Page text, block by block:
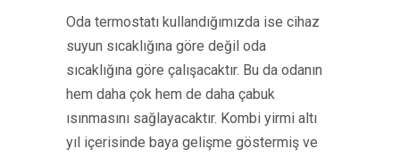
Oda termostatı kullandığımızda ise cihaz
suyun sıcaklığına göre değil oda
sıcaklığına göre çalışacaktır. Bu da odanın
hem daha çok hem de daha çabuk
ısınmasını sağlayacaktır. Kombi yirmi altı
yıl içerisinde baya gelişme göstermiş ve